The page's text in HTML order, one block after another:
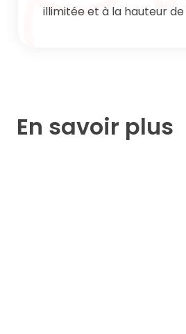
illimitée et à la hauteur
En savoir plus